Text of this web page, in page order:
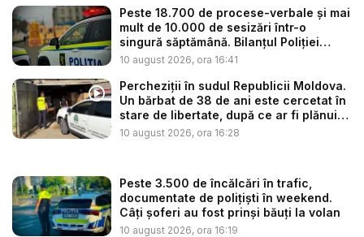
Peste 18.700 de procese-verbale și mai
mult de 10.000 de sesizări într-o
singură săptămână. Bilanțul Poliției
Naț...
10 august 2026, ora 16:41
Percheziții în sudul Republicii Moldova.
Un bărbat de 38 de ani este cercetat în
stare de libertate, după ce ar fi plănuit
...
10 august 2026, ora 16:28
Peste 3.500 de încălcări în trafic,
documentate de polițiști în weekend.
Câți șoferi au fost prinși băuți la volan
10 august 2026, ora 16:19